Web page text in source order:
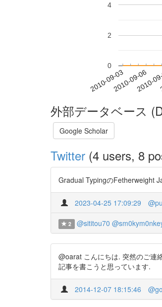
2010-09-032010-09-06
2010-
0
2
4
外部データベース
Google Scholar
Twitter (4 users, 8
Gradual TypingのFetherweight
2023-04-25 17:09:29
2 @sititou70
@oarat こんにちは. 突然のご連
記事を書こうと思っています.
2014-12-07 18:15:46